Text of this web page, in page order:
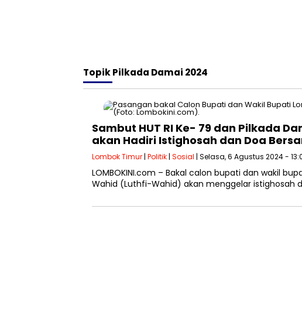
TopikPilkada Damai 2024
Sambut HUT RI Ke- 79 dan Pilkada
akan Hadiri Istighosah dan Doa
Lombok Timur | Politik | Sosial | Selasa, 6 Agustus 2024 -
LOMBOKINI.com – Bakal calon bupati dan wakil
Wahid (Luthfi-Wahid) akan menggelar istighosah